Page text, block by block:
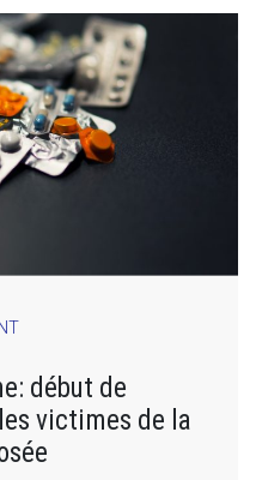
début de
victimes de la